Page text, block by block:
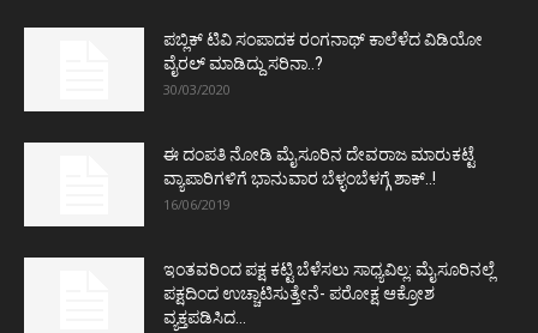
ಪಬ್ಲಿಕ್ ಟಿವಿ ಸಂಪಾದಕ ರಂಗನಾಥ್ ಕಾಲೆಳೆದ ವಿಡಿಯೋ
ವೈರಲ್ ಮಾಡಿದ್ದು ಸರಿನಾ..?
30/03/2020
ಈ ದಂಪತಿ ನೋಡಿ ಮೈಸೂರಿನ ದೇವರಾಜ ಮಾರುಕಟ್ಟೆ
ವ್ಯಾಪಾರಿಗಳಿಗೆ ಭಾನುವಾರ ಬೆಳ್ಳಂಬೆಳಗ್ಗೆ ಶಾಕ್..!
16/06/2019
ಇಂತವರಿಂದ ಪಕ್ಷ ಕಟ್ಟಿ ಬೆಳೆಸಲು ಸಾಧ್ಯವಿಲ್ಲ: ಮೈಸೂರಿನಲ್ಲೆ
ಪಕ್ಷದಿಂದ ಉಚ್ಚಾಟಿಸುತ್ತೇನೆ- ಪರೋಕ್ಷ ಆಕ್ರೋಶ
ವ್ಯಕ್ತಪಡಿಸಿದ...